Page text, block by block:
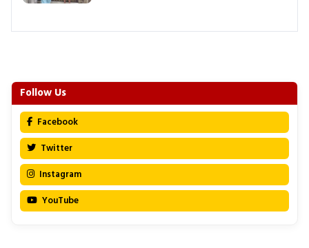
Follow Us
Facebook
Twitter
Instagram
YouTube